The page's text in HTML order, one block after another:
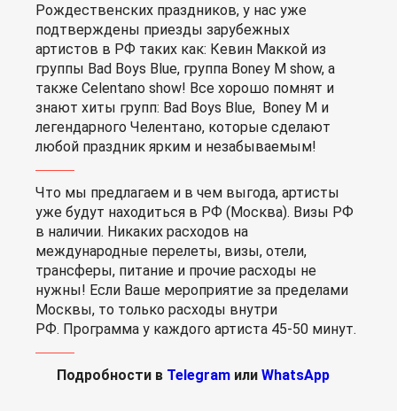
Рождественских праздников, у нас уже
подтверждены приезды зарубежных
артистов в РФ таких как: Кевин Маккой из
группы Bad Boys Blue, группа Boney M show, а
также Celentano show! Все хорошо помнят и
знают хиты групп: ​​Bad Boys Blue, Boney M и
легендарного Челентано, которые сделают
любой праздник ярким и незабываемым!
Что мы предлагаем и в чем выгода, артисты
уже будут находиться в РФ (Москва). Визы РФ
в наличии. Никаких расходов на
международные перелеты, визы, отели,
трансферы, питание и прочие расходы не
нужны! Если Ваше мероприятие за пределами
Москвы, то только расходы внутри
РФ. Программа у каждого артиста 45-50 минут.
Подробности в Telegram или WhatsApp